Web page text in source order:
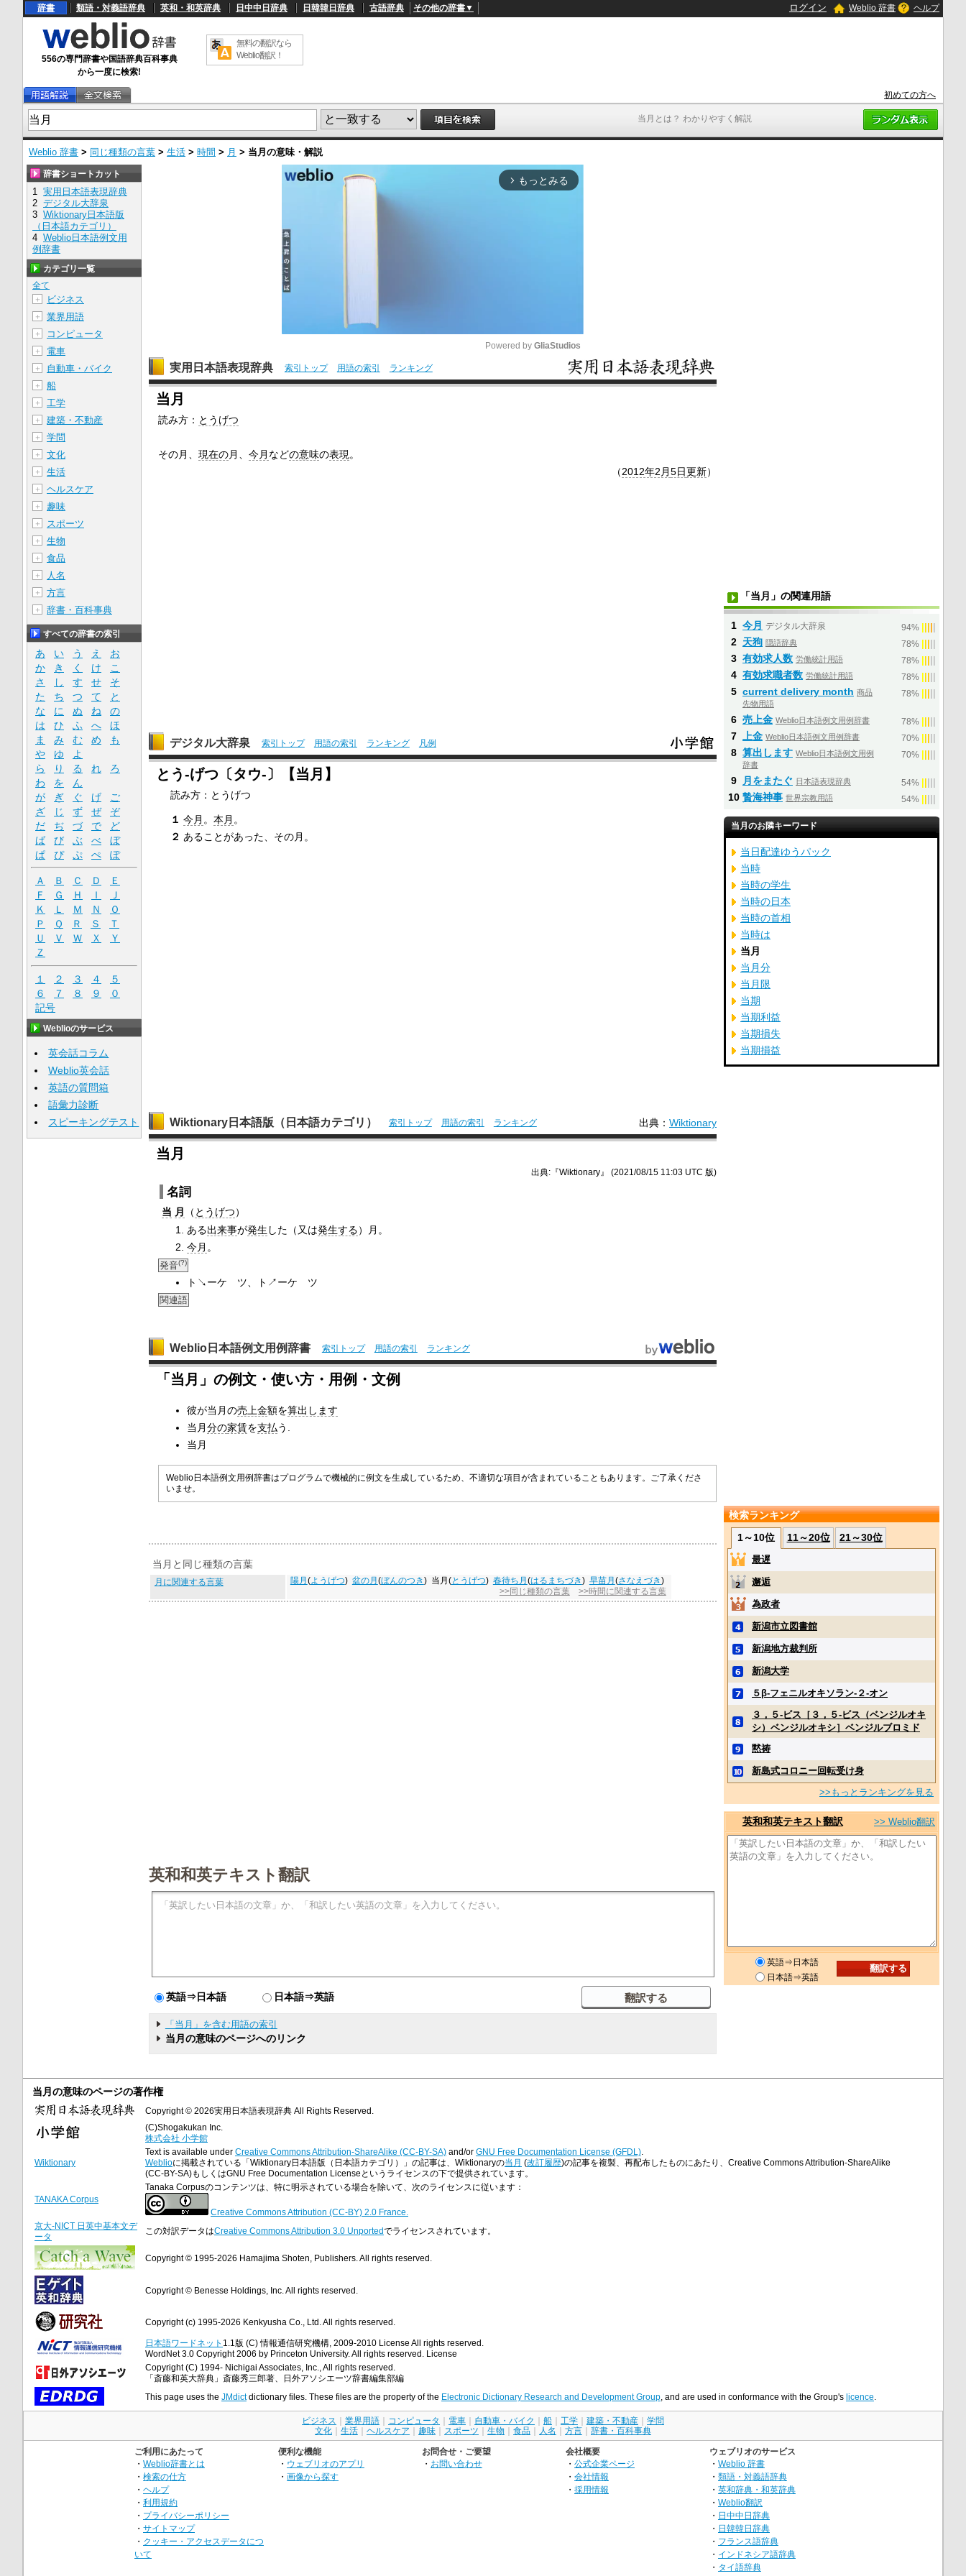
当月とは？ わかりやすく解説
辞書 類語・対義語辞典 英和・和英辞典 日中中日辞典 日韓韓日辞典 古語辞典 その他の辞書▼ ログイン Weblio 辞書 ヘルプ
556の専門辞書や国語辞典百科事典
から一度に検索!
無料の翻訳なら
Weblio翻訳！
初めての方へ
Weblio 辞書 > 同じ種類の言葉 > 生活 > 時間 > 月 > 当月 の意味・解説
arrow_forward_ios もっとみる
M
Powered by GliaStudios
実用日本語表現辞典 索引トップ 用語の索引 ランキング
当月
読み方： とうげつ
その月、 現在の月、 今月 などの意味の表現。
（2012年2月5日更新）
デジタル大辞泉 索引トップ 用語の索引 ランキング 凡例
とう‐げつ〔タウ‐〕【当月】
読み方：とうげつ
１ 今月 。本月 。
２ あることがあった、その月。
Wiktionary日本語版（日本語カテゴリ） 索引トップ 用語の索引 ランキング 出典： Wiktionary
当月
出典:『Wiktionary』 (2021/08/15 11:03 UTC 版)
名詞
当 月 （ とうげつ）
ある出来事が発生 した（又は発生する）月。
今月 。
発音(?)
ト↘ーケ゚ツ、ト↗ーケ゚ツ
関連語
Weblio日本語例文用例辞書 索引トップ 用語の索引 ランキング
「当月」の例文・使い方・用例・文例
彼が当月の売上金額を算出します
当月分の家賃を支払う.
当月
Weblio日本語例文用例辞書はプログラムで機械的に例文を生成しているため、不適切な項目が含まれていることもあります。ご了承くださ
いませ。
当月と同じ種類の言葉
月に関連する言葉 陽月 (ようげつ) 盆の月 (ぼんのつき)当月 (とうげつ) 春待ち月 (はるまちづき) 早苗月 (さなえづき)
>>同じ種類の言葉
>>時間に関連する言葉
英和和英テキスト翻訳
英語⇒日本語 日本語⇒英語
「当月」を含む用語の索引
当月の意味のページへのリンク
辞書ショートカット
1 実用日本語表現辞典
2 デジタル大辞泉
3 Wiktionary日本語版
（日本語カテゴリ）
4 Weblio日本語例文用
例辞書
カテゴリ一覧
全て
＋
ビジネス
＋ 業界用語
＋ コンピュータ
＋ 電車
＋ 自動車・バイク
＋ 船
＋ 工学
＋ 建築・不動産
＋ 学問
＋ 文化
＋ 生活
＋ ヘルスケア
＋ 趣味
＋ スポーツ
＋ 生物
＋ 食品
＋ 人名
＋ 方言
＋ 辞書・百科事典
すべての辞書の索引
あ い う え
お
か
き く け
こ
さ
し す せ
そ
た
ち つ て
と
な
に ぬ ね
の
は
ひ ふ へ
ほ
ま
み む め
も
や
ゆ
よ
ら
り る れ
ろ
わ
を
ん
が
ぎ ぐ げ
ご
ざ
じ ず ぜ
ぞ
だ
ぢ づ で
ど
ば
び ぶ べ
ぼ
ぱ
ぴ ぷ ぺ ぽ
Ａ Ｂ Ｃ Ｄ
Ｅ
Ｆ
Ｇ Ｈ Ｉ
Ｊ
Ｋ
Ｌ Ｍ Ｎ
Ｏ
Ｐ
Ｑ Ｒ Ｓ
Ｔ
Ｕ
Ｖ Ｗ Ｘ
Ｙ
Ｚ
１ ２ ３ ４
５
６
７ ８ ９
０
記号
Weblioのサービス
英会話コラム
Weblio英会話
英語の質問箱
語彙力診断
スピーキングテスト
「当月」の関連用語
1 今月 デジタル大辞泉 94%
2 天狗 隠語辞典 78%
3 有効求人数 労働統計用語 78%
4 有効求職者数 労働統計用語 78%
5 current delivery month 商品
先物用語
78%
6 売上金 Weblio日本語例文用例辞書 78%
7 上金 Weblio日本語例文用例辞書 70%
8 算出します Weblio日本語例文用例
辞書
70%
9 月をまたぐ 日本語表現辞典 54%
10 贄海神事 世界宗教用語 54%
当月のお隣キーワード
当日配達ゆうパック
当時
当時の学生
当時の日本
当時の首相
当時は
当月
当月分
当月限
当期
当期利益
当期損失
当期損益
検索ランキング
1～10位
11～20位 21～30位
最遅
邂逅
為政者
新潟市立図書館
新潟地方裁判所
新潟大学
５β‐フェニルオキソラン‐２‐オン
３，５‐ビス［３，５‐ビス（ベンジルオキ
シ）ベンジルオキシ］ベンジルブロミド
黙祷
新島式コロニー回転受け身
>>もっとランキングを見る
英和和英テキスト翻訳 >> Weblio翻訳
英語⇒日本語
日本語⇒英語
当月の意味のページの著作権
Copyright © 2026実用日本語表現辞典 All Rights Reserved.
(C)Shogakukan Inc.
株式会社 小学館
Wiktionary
Text is available under Creative Commons Attribution-ShareAlike (CC-BY-SA) and/or GNU Free Documentation License (GFDL)
Weblioに掲載されている「Wiktionary日本語版（日本語カテゴリ）」の記事は、Wiktionaryの当月 (改訂履歴)の記事を複製、再配布したものにあたり、Creative Commons Attribution-ShareAlike
(CC-BY-SA)もしくはGNU Free Documentation Licenseというライセンスの下で提供されています。
TANAKA Corpus
Tanaka Corpusのコンテンツは、特に明示されている場合を除いて、次のライセンスに従います：
Creative Commons Attribution (CC-BY) 2.0 France.
京大-NICT 日英中基本文デ
ータ
この対訳データはCreative Commons Attribution 3.0 Unportedでライセンスされています。
Copyright © 1995-2026 Hamajima Shoten, Publishers. All rights reserved.
Copyright © Benesse Holdings, Inc. All rights reserved.
Copyright (c) 1995-2026 Kenkyusha Co., Ltd. All rights reserved.
日本語ワードネット 1.1版 (C) 情報通信研究機構, 2009-2010 License All rights reserved.
WordNet 3.0 Copyright 2006 by Princeton University. All rights reserved. License
Copyright (C) 1994- Nichigai Associates, Inc., All rights reserved.
「斎藤和英大辞典」斎藤秀三郎著、日外アソシエーツ辞書編集部編
This page uses the JMdictdictionary files. These files are the property of the Electronic Dictionary Research and Development Group , and are used in conformance with the Group's licence
ビジネス 業界用語 コンピュータ 電車 自動車・バイク 船 工学 建築・不動産
学問
文化
生活 ヘルスケア 趣味 スポーツ 生物 食品 人名 方言 辞書・百科事典
ご利用にあたって
・ Weblio辞書とは
・ 検索の仕方
・ ヘルプ
・ 利用規約
・ プライバシーポリシー
・ サイトマップ
・ クッキー・アクセスデータにつ
いて
便利な機能
・ ウェブリオのアプリ
・ 画像から探す
お問合せ・ご要望
・ お問い合わせ
会社概要
・ 公式企業ページ
・ 会社情報
・ 採用情報
ウェブリオのサービス
・ Weblio 辞書
・ 類語・対義語辞典
・ 英和辞典・和英辞典
・ Weblio翻訳
・ 日中中日辞典
・ 日韓韓日辞典
・ フランス語辞典
・ インドネシア語辞典
・ タイ語辞典